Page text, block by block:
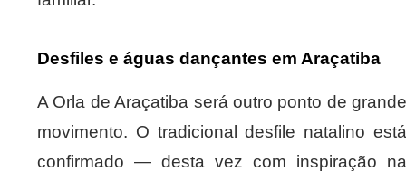
Desfiles e águas dançantes em Araçatiba
A Orla de Araçatiba será outro ponto de grande
movimento. O tradicional desfile natalino está
confirmado — desta vez com inspiração na